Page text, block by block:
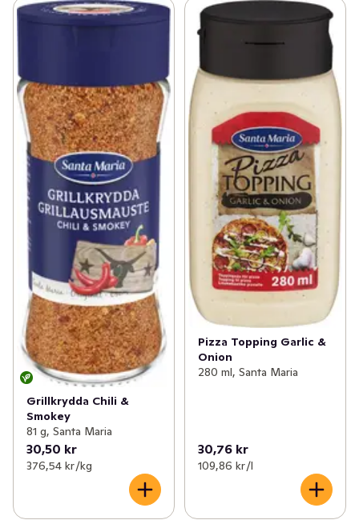
Grillkrydda Chili &
Smokey
81 g, Santa Maria
30,50 kr
376,54 kr /kg
Pizza Topping Garlic &
Onion
280 ml, Santa Maria
30,76 kr
109,86 kr /l